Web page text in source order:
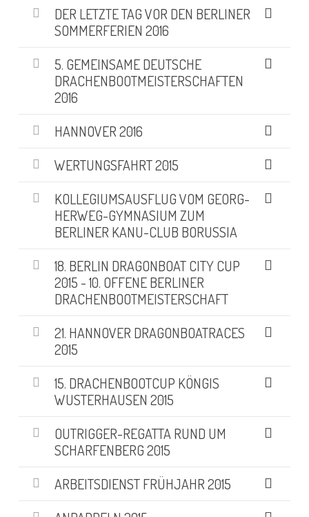
DER LETZTE TAG VOR DEN BERLINER
SOMMERFERIEN 2016
5. GEMEINSAME DEUTSCHE
DRACHENBOOTMEISTERSCHAFTEN
2016
HANNOVER 2016
WERTUNGSFAHRT 2015
KOLLEGIUMSAUSFLUG VOM GEORG-
HERWEG-GYMNASIUM ZUM
BERLINER KANU-CLUB BORUSSIA
18. BERLIN DRAGONBOAT CITY CUP
2015 - 10. OFFENE BERLINER
DRACHENBOOTMEISTERSCHAFT
21. HANNOVER DRAGONBOATRACES
2015
15. DRACHENBOOTCUP KÖNGIS
WUSTERHAUSEN 2015
OUTRIGGER-REGATTA RUND UM
SCHARFENBERG 2015
ARBEITSDIENST FRÜHJAHR 2015